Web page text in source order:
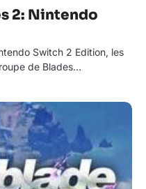
2: Nintendo
Switch 2 Edition, les
de Blades…